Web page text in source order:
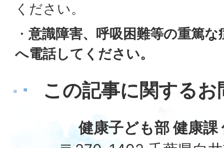
ください。
・ 意識障害、呼吸困難等の重篤
へ電話してください。
この記事に関する
健康子ども部 健康課